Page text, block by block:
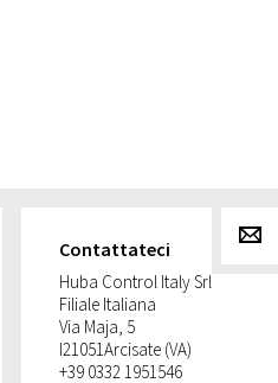
Contattateci
Huba Control Italy Srl
Filiale Italiana
Via Maja, 5
I21051Arcisate (VA)
+39 0332 1951546
g